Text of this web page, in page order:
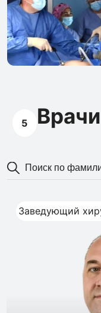
Врачи
5
Заведующий